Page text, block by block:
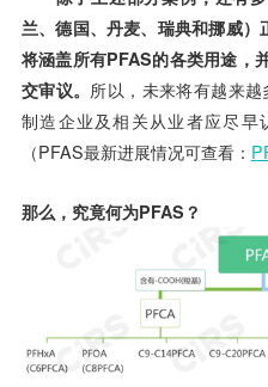
兰、德国、丹麦、瑞典和挪威
将涵盖所有PFAS的各类用途，
交审议。 所以，未来将有越来越
制造企业及相关从业者应尽早
（PFAS最新进展情况可查看：
那么，究竟何为PFAS？